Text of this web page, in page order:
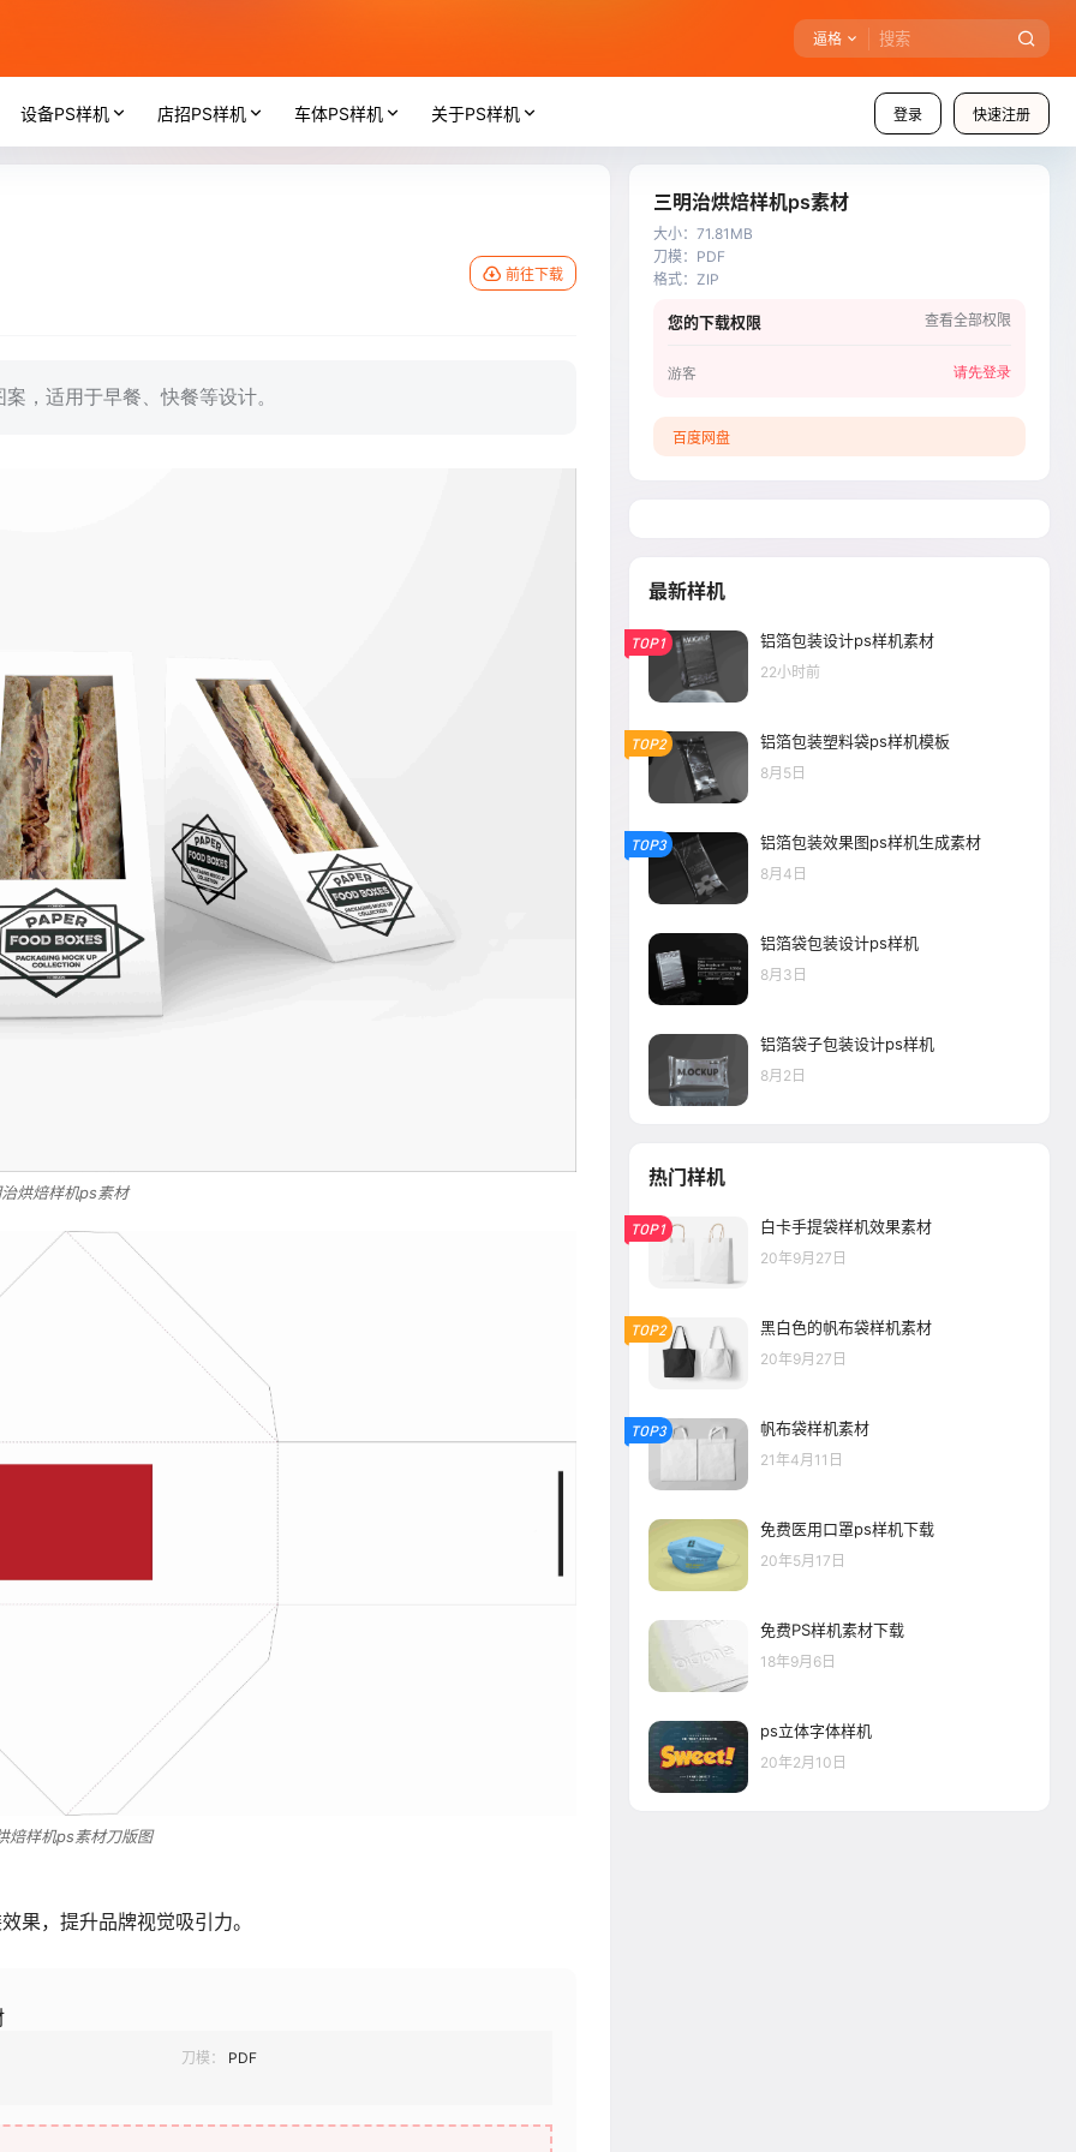
逼格
登录 快速注册
设备PS样机 店招PS样机 车体PS样机 关于PS样机
前往下载
，适用于早餐、快餐等设计。
烘焙样机ps素材
焙样机ps素材刀版图
果，提升品牌视觉吸引力。
刀模： PDF
三明治烘焙样机ps素材
大小： 71.81MB
刀模： PDF
格式： ZIP
您的下载权限 查看全部权限
游客 请先登录
百度网盘
最新样机
TOP1 铝箔包装设计ps样机素材
22小时前
TOP2 铝箔包装塑料袋ps样机模板
8月5日
TOP3 铝箔包装效果图ps样机生成素材
8月4日
铝箔袋包装设计ps样机
8月3日
铝箔袋子包装设计ps样机
8月2日
热门样机
TOP1 白卡手提袋样机效果素材
20年9月27日
TOP2 黑白色的帆布袋样机素材
20年9月27日
TOP3 帆布袋样机素材
21年4月11日
免费医用口罩ps样机下载
20年5月17日
免费PS样机素材下载
18年9月6日
ps立体字体样机
20年2月10日